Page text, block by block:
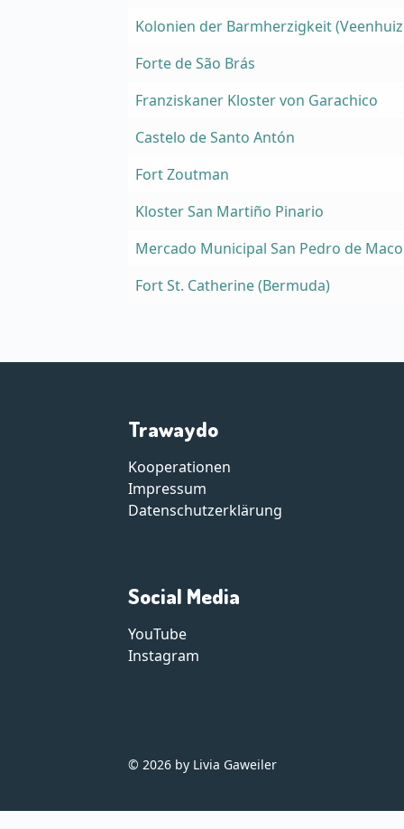
Kolonien der Barmherzigkeit
Forte de São Brás
Franziskaner Kloster von Garachico
Castelo de Santo Antón
Fort Zoutman
Kloster San Martiño Pinario
Mercado Municipal San Pedro de
Fort St. Catherine (Bermuda)
Trawaydo
Kooperationen
Impressum
Datenschutzerklärung
Social Media
YouTube
Instagram
© 2026 by Livia Gaweiler